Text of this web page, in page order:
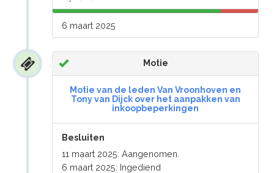
6 maart 2025
Motie
Motie van de leden Van Vroonhoven en
Tony van Dijck over het aanpakken van
inkoopbeperkingen
Besluiten
11 maart 2025: Aangenomen.
6 maart 2025: Ingediend